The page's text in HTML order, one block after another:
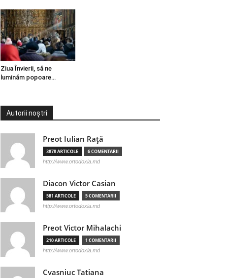
Ziua Învierii, să ne
luminăm popoare…
Autorii noștri
Preot Iulian Raţă
3878 ARTICOLE 6 COMENTARII
http://www.ortodoxia.md
Diacon Victor Casian
581 ARTICOLE 5 COMENTARII
http://www.ortodoxia.md
Preot Victor Mihalachi
210 ARTICOLE 1 COMENTARII
http://www.ortodoxia.md
Cvasniuc Tatiana